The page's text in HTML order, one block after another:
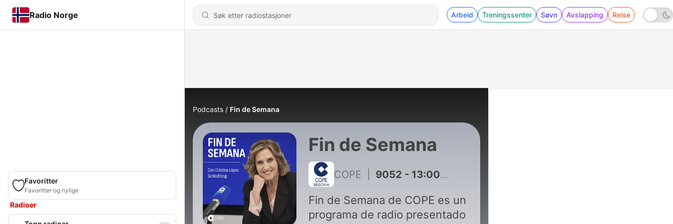
Radio Norge Arbeid Treningssenter Søvn Avslapping Reise
Favoritter
Favoritter og nylige
Radioer
Podcasts Fin de Semana
Fin de Semana
COPE 9052 - 13:00H | 02 AGO 2026 | Fin de Semana
Fin de Semana de COPE es un
programa de radio presentado